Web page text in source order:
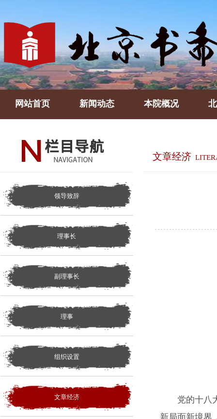
网站首页 新闻动态 本院概况
领导致辞
理事长
副理事长
理事
组织设置
文章经济
文章经济
党的十八大
新局面新境界